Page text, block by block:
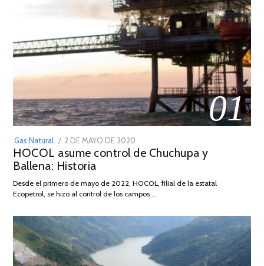
01
Gas Natural
POSTED
ON
2 DE MAYO DE 2020
DE
2026
HOCOL asume control de Chuchupa y
Ballena: Historia
Desde el primero de mayo de 2022, HOCOL, filial de la estatal
Ecopetrol, se hizo al control de los campos …